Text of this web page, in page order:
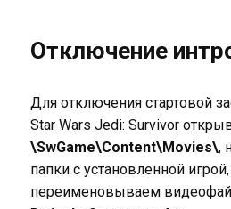
Отключение
Для отключения стартовой
Star Wars Jedi: Survivor
\SwGame\Content\Movies\,
папки с установленной
переименовываем